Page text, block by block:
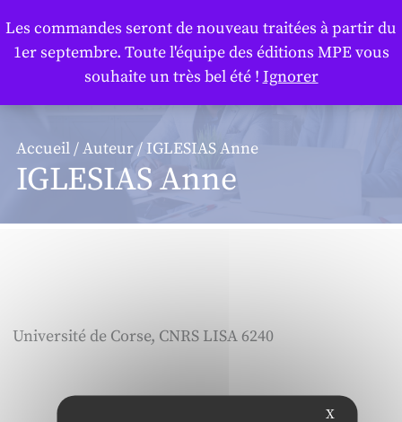
Accueil/Auteur/ IGLESIAS Anne
IGLESIAS Anne
Université de Corse, CNRS LISA 6240
Les commandes seront de nouveau traitées à partir du
1er septembre. Toute l'équipe des éditions MPE vous
souhaite un très bel été ! Ignorer
X